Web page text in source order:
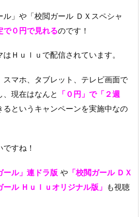
ル」や「校閲ガール ＤＸスペシャ
で０円で見れるのです！
Ｈｕｌｕで配信されています。
スマホ、タブレット、テレビ画面で
現在はなんと 「０円」で「２週
るというキャンペーンを実施中なの
すね！
ール」連ドラ版 や 「校閲ガール ＤＸ
ル Ｈｕｌｕオリジナル版」 も視聴